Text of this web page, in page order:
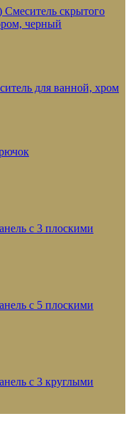
Смеситель скрытого
черный
для ванной, хром
с 3 плоскими
с 5 плоскими
с 3 круглыми